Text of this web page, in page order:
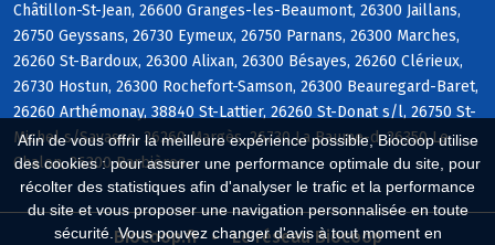
Afin de vous offrir la meilleure expérience possible, Biocoop utilise
des cookies : pour assurer une performance optimale du site, pour
récolter des statistiques afin d'analyser le trafic et la performance
du site et vous proposer une navigation personnalisée en toute
sécurité. Vous pouvez changer d'avis à tout moment en
Châtillon-St-Jean, 26600 Granges-les-Beaumont, 26300 Jaillans,
26750 Geyssans, 26730 Eymeux, 26750 Parnans, 26300 Marches,
26260 St-Bardoux, 26300 Alixan, 26300 Bésayes, 26260 Clérieux,
26730 Hostun, 26300 Rochefort-Samson, 26300 Beauregard-Baret,
26260 Arthémonay, 38840 St-Lattier, 26260 St-Donat s/l, 26750 St-
Michel s/Savasse, 26260 Margès, 26730 La Baume-d, 26350 Le
Chalon, 26300 Barbières
Biocoop.fr Le réseau Biocoop